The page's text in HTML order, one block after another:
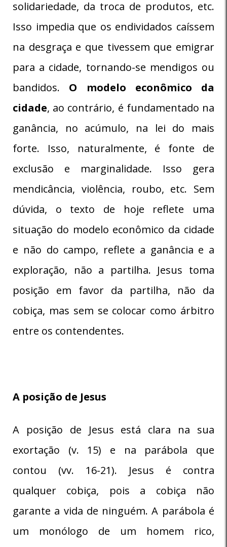
solidariedade, da troca de produtos, etc.
Isso impedia que os endividados caíssem
na desgraça e que tivessem que emigrar
para a cidade, tornando-se mendigos ou
bandidos. O modelo econômico da
cidade, ao contrário, é fundamentado na
ganância, no acúmulo, na lei do mais
forte. Isso, naturalmente, é fonte de
exclusão e marginalidade. Isso gera
mendicância, violência, roubo, etc. Sem
dúvida, o texto de hoje reflete uma
situação do modelo econômico da cidade
e não do campo, reflete a ganância e a
exploração, não a partilha. Jesus toma
posição em favor da partilha, não da
cobiça, mas sem se colocar como árbitro
entre os contendentes.
A posição de Jesus
A posição de Jesus está clara na sua
exortação (v. 15) e na parábola que
contou (vv. 16-21). Jesus é contra
qualquer cobiça, pois a cobiça não
garante a vida de ninguém. A parábola é
um monólogo de um homem rico,